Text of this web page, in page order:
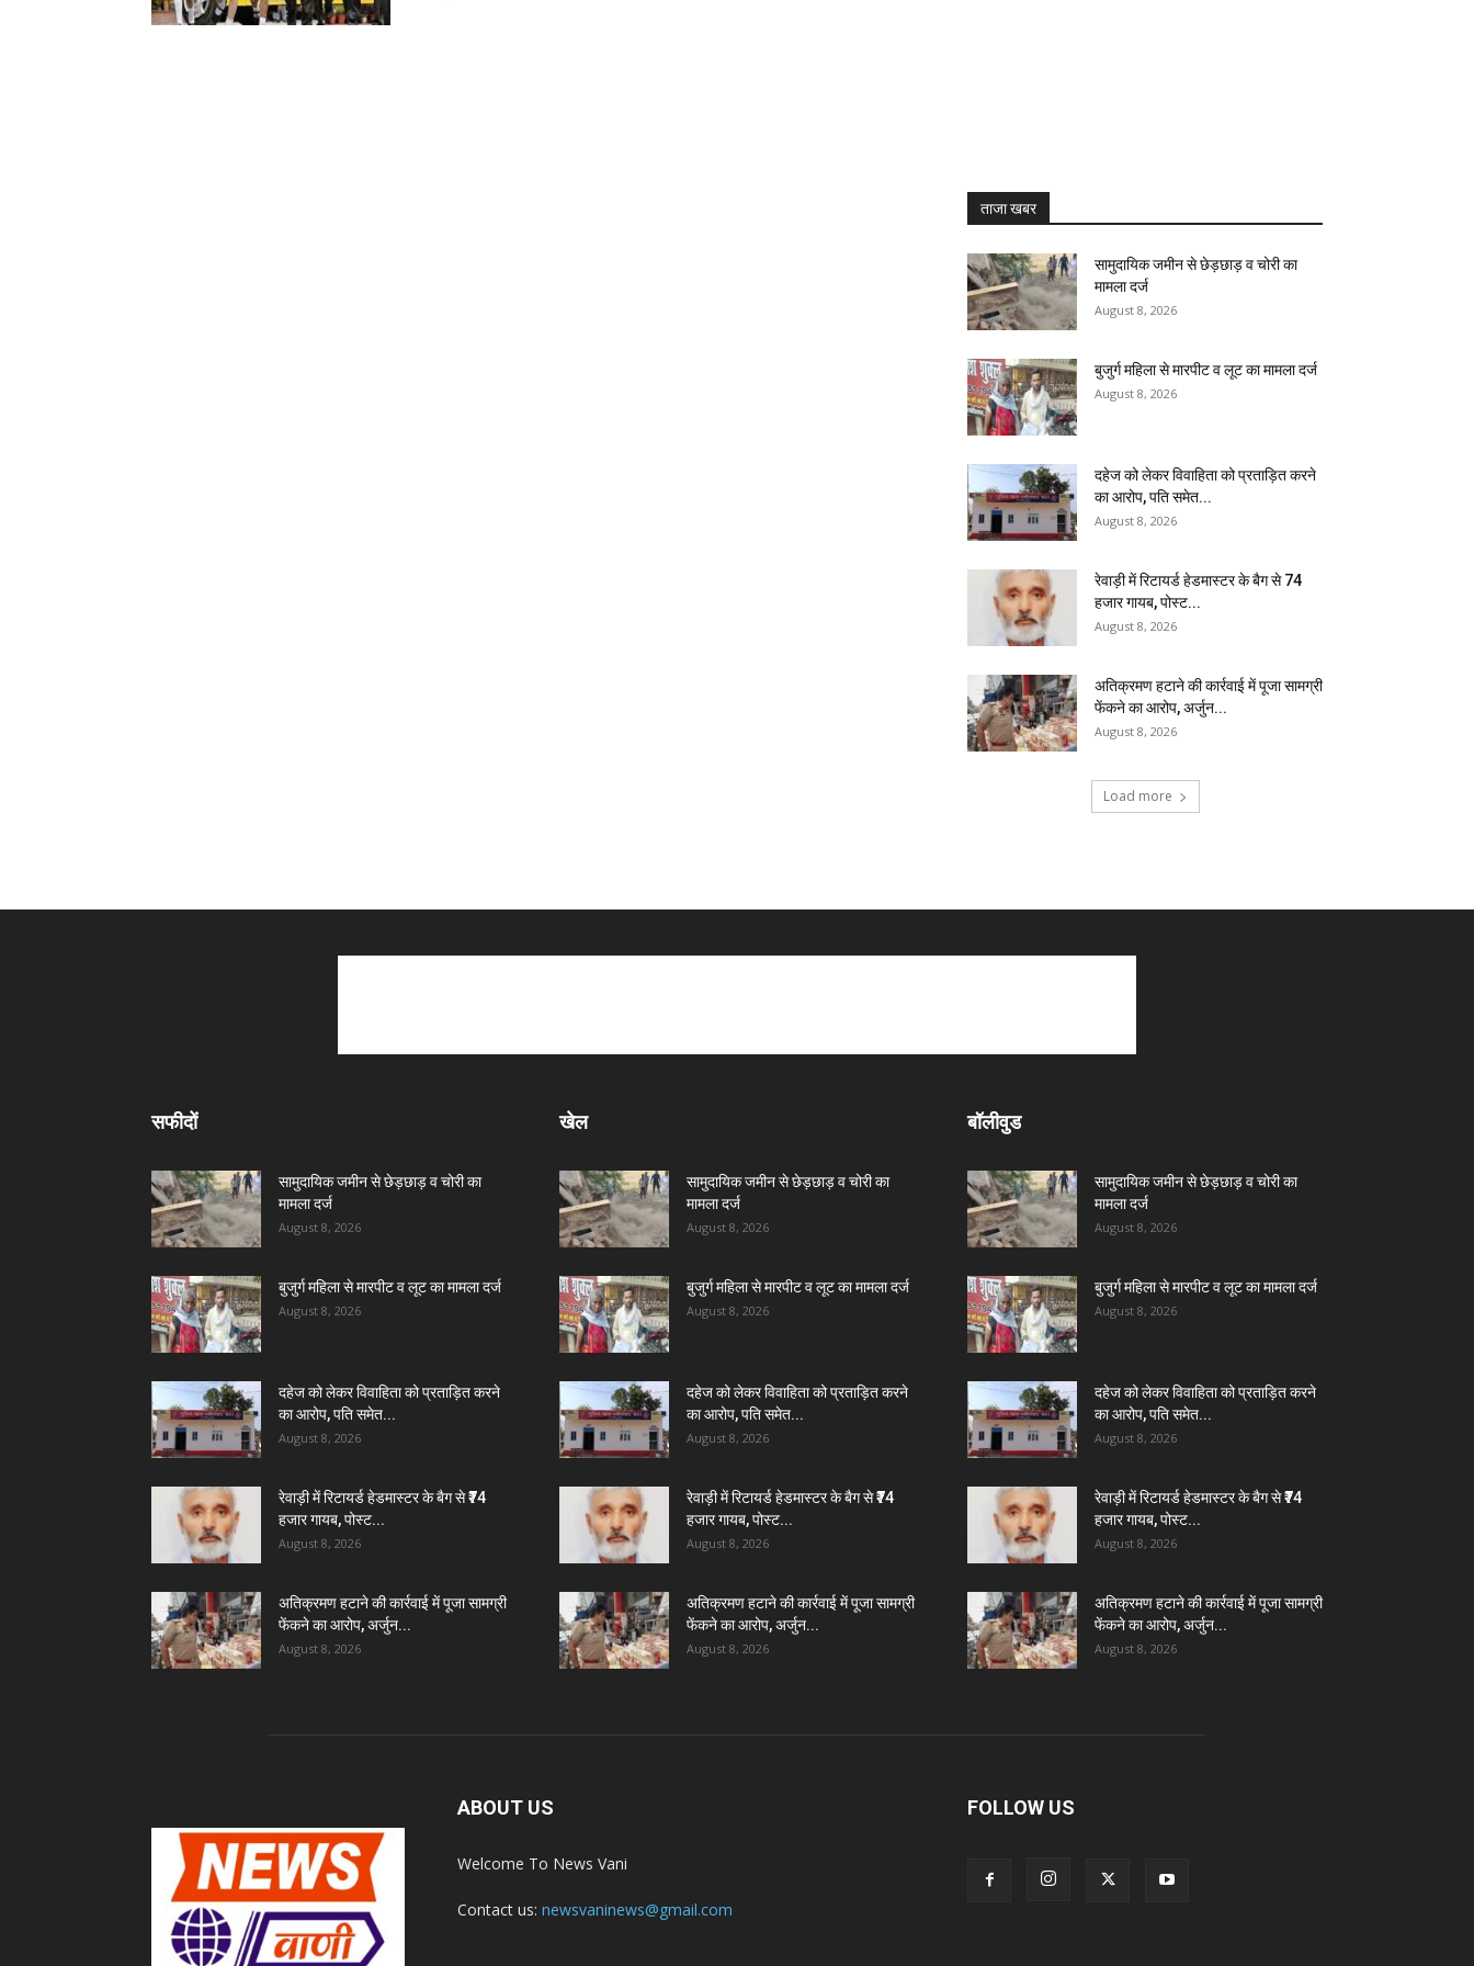
ताजा खबर
सामुदायिक जमीन से छेड़छाड़ व चोरी का
मामला दर्ज
August 8, 2026
बुजुर्ग महिला से मारपीट व लूट का मामला दर्ज
August 8, 2026
दहेज को लेकर विवाहिता को प्रताड़ित करने
का आरोप, पति समेत...
August 8, 2026
रेवाड़ी में रिटायर्ड हेडमास्टर के बैग से ₹74
हजार गायब, पोस्ट...
August 8, 2026
अतिक्रमण हटाने की कार्रवाई में पूजा सामग्री
फेंकने का आरोप, अर्जुन...
August 8, 2026
Load more
सफीदों
सामुदायिक जमीन से छेड़छाड़ व चोरी का
मामला दर्ज
August 8, 2026
बुजुर्ग महिला से मारपीट व लूट का मामला दर्ज
August 8, 2026
दहेज को लेकर विवाहिता को प्रताड़ित करने
का आरोप, पति समेत...
August 8, 2026
रेवाड़ी में रिटायर्ड हेडमास्टर के बैग से ₹74
हजार गायब, पोस्ट...
August 8, 2026
अतिक्रमण हटाने की कार्रवाई में पूजा सामग्री
फेंकने का आरोप, अर्जुन...
August 8, 2026
खेल
सामुदायिक जमीन से छेड़छाड़ व चोरी का
मामला दर्ज
August 8, 2026
बुजुर्ग महिला से मारपीट व लूट का मामला दर्ज
August 8, 2026
दहेज को लेकर विवाहिता को प्रताड़ित करने
का आरोप, पति समेत...
August 8, 2026
रेवाड़ी में रिटायर्ड हेडमास्टर के बैग से ₹74
हजार गायब, पोस्ट...
August 8, 2026
अतिक्रमण हटाने की कार्रवाई में पूजा सामग्री
फेंकने का आरोप, अर्जुन...
August 8, 2026
बॉलीवुड
सामुदायिक जमीन से छेड़छाड़ व चोरी का
मामला दर्ज
August 8, 2026
बुजुर्ग महिला से मारपीट व लूट का मामला दर्ज
August 8, 2026
दहेज को लेकर विवाहिता को प्रताड़ित करने
का आरोप, पति समेत...
August 8, 2026
रेवाड़ी में रिटायर्ड हेडमास्टर के बैग से ₹74
हजार गायब, पोस्ट...
August 8, 2026
अतिक्रमण हटाने की कार्रवाई में पूजा सामग्री
फेंकने का आरोप, अर्जुन...
August 8, 2026
ABOUT US
Welcome To News Vani
Contact us: newsvaninews@gmail.com
FOLLOW US